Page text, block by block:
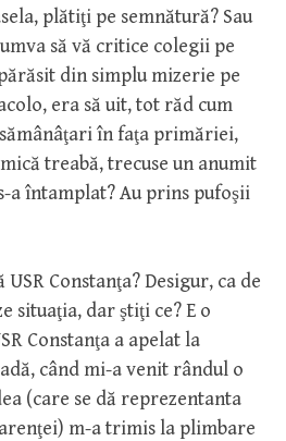
plătiţi pe semnătură? Sau
să vă critice colegii pe
din simplu mizerie pe
era să uit, tot răd cum
în faţa primăriei,
treabă, trecuse un anumit
a întamplat? Au prins pufoşii
USR Constanţa? Desigur, ca de
situaţia, dar ştiţi ce? E o
Constanţa a apelat la
când mi-a venit rândul o
(care se dă reprezentanta
m-a trimis la plimbare